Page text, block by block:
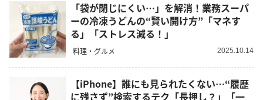
「袋が閉じにくい…」を解消！業務スーパ
ーの冷凍うどんの“賢い開け方”「マネす
る」「ストレス減る！」
料理・グルメ 2025.10.14
【iPhone】誰にも見られたくない…“履歴
に残さず”検索するテク「長押し？」「一